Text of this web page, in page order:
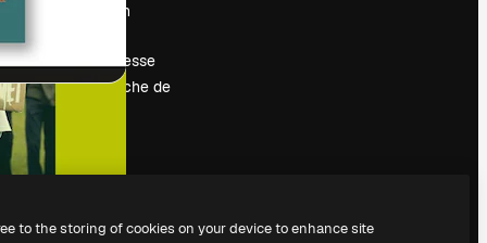
Vendre mon
Salle de presse
À la recherche de
magnific.ai
to the storing of cookies on your device to enhance site